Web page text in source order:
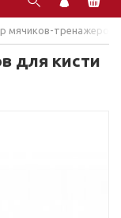
мячиков-тренажеров
для кисти